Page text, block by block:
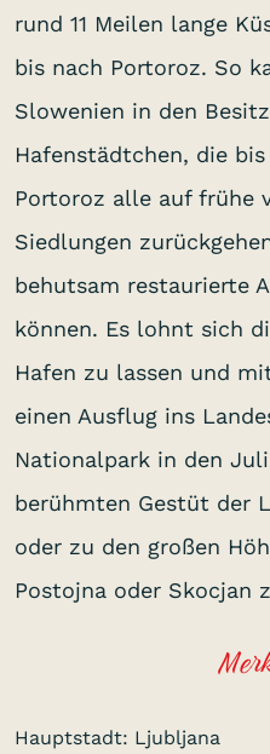
rund 11 Meilen lange
bis nach Portoroz. So
Slowenien in den
Hafenstädtchen, die
Portoroz alle auf frühe
Siedlungen
behutsam restaurierte
können. Es lohnt sich
Hafen zu lassen und
einen Ausflug ins
Nationalpark in den
berühmten Gestüt der
oder zu den großen
Postojna oder Skocjan
Hauptstadt: Ljubljana